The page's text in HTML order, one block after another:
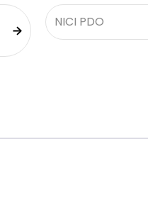
NICI PDO